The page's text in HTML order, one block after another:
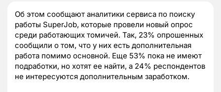
Об этом сообщают аналитики сервиса по поиску
работы SuperJob, которые провели новый опрос
среди работающих томичей. Так, 23% опрошенных
сообщили о том, что у них есть дополнительная
работа помимо основной. Еще 53% пока не имеют
подработки, но хотят ее найти, а 24% респондентов
не интересуются дополнительным заработком.